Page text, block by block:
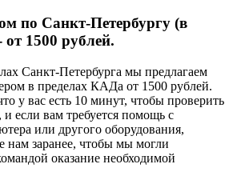
по Санкт-Петербургу (в
1500 рублей.
Санкт-Петербурга мы предлагаем
в пределах КАДа от 1500 рублей.
у вас есть 10 минут, чтобы проверить
и если вам требуется помощь с
или другого оборудования,
нам заранее, чтобы мы могли
оказание необходимой